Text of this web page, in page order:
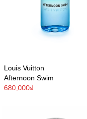
Louis Vuitton
Afternoon Swim
680,000₫